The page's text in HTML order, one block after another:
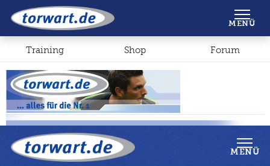
Shop Forum
MENÜ